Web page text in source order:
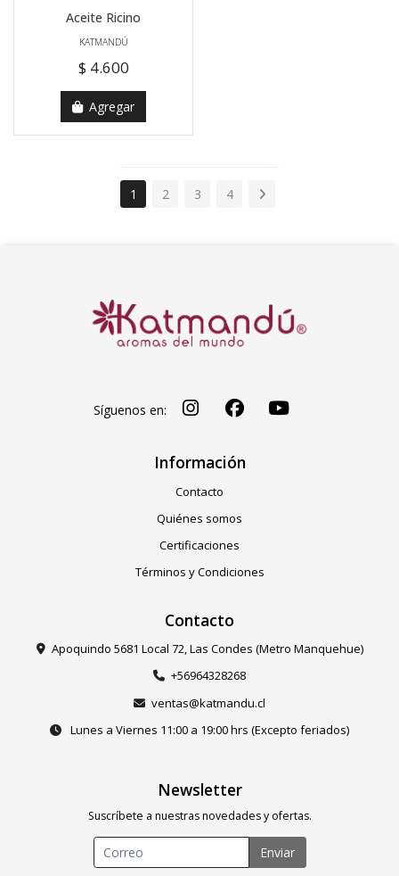
Aceite Ricino
KATMANDÚ
$ 4.600
Agregar
1 2 3 4
Síguenos en:
Información
Contacto
Quiénes somos
Certificaciones
Términos y Condiciones
Contacto
Apoquindo 5681 Local 72, Las Condes (Metro Manquehue)
+56964328268
ventas@katmandu.cl
Lunes a Viernes 11:00 a 19:00 hrs (Excepto feriados)
Newsletter
Suscríbete a nuestras novedades y ofertas.
Enviar